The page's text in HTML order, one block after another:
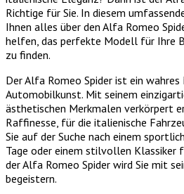
Richtige für Sie. In diesem
Ihnen alles über den Alfa Romeo
helfen, das perfekte Modell für Ihre
zu finden.
Der Alfa Romeo Spider ist ein
Automobilkunst. Mit seinem
ästhetischen Merkmalen verkörpert
Raffinesse, für die italienische
Sie auf der Suche nach einem
Tage oder einem stilvollen Klassiker
der Alfa Romeo Spider wird Sie mit
begeistern.